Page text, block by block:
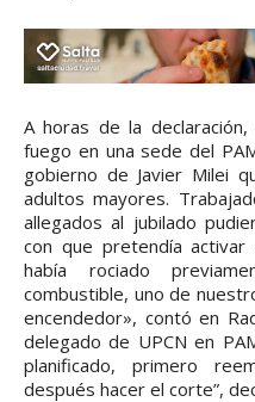
A horas de la
fuego en una sede del
gobierno de Javier Milei
adultos mayores.
allegados al jubilado
con que pretendía
había rociado
combustible, uno de
encendedor», contó en
delegado de UPCN en
planificado, primero
después hacer el corte”,